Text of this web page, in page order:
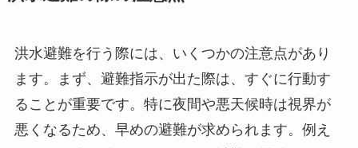
洪水避難を行う際には、いくつかの注意点があり
ます。まず、避難指示が出た際は、すぐに行動す
ることが重要です。特に夜間や悪天候時は視界が
悪くなるため、早めの避難が求められます。例え